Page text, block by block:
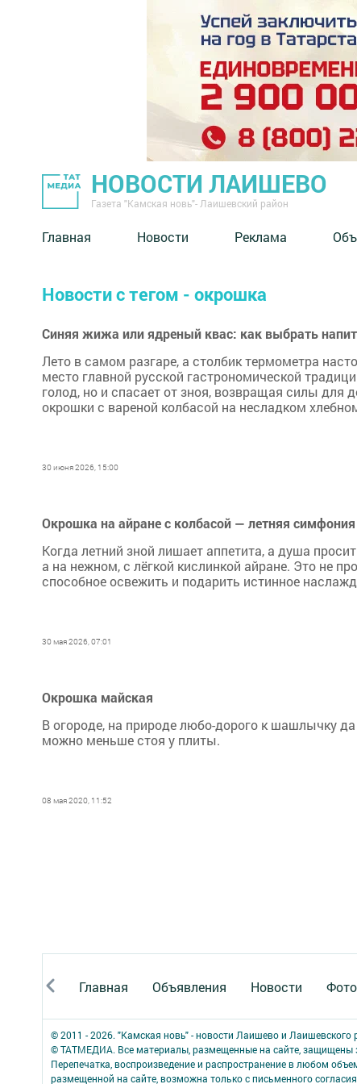
НОВОСТИ ЛАИШЕВО
Газета "Камская новь"- Лаишевский район
Главная Новости Реклама
Новости с тегом - окрошка
Синяя жижа или ядреный квас: как выбрать
Лето в самом разгаре, а столбик термометра
место главной русской гастрономической
голод, но и спасает от зноя, возвращая силы для
окрошки с вареной колбасой на несладком
30 июня 2026, 15:00
Окрошка на айране с колбасой — летняя
Когда летний зной лишает аппетита, а душа
а на нежном, с лёгкой кислинкой айране. Это не
способное освежить и подарить истинное
30 мая 2026, 07:01
Окрошка майская
В огороде, на природе любо-дорого к шашлычку
можно меньше стоя у плиты.
08 мая 2020, 11:52
Главная Объявления Новости
© 2011 - 2026. "Камская новь" - новости Лаишево и
© ТАТМЕДИА. Все материалы, размещенные на сайте, защищены
Перепечатка, воспроизведение и распространение в любом
размещенной на сайте, возможна только с письменного